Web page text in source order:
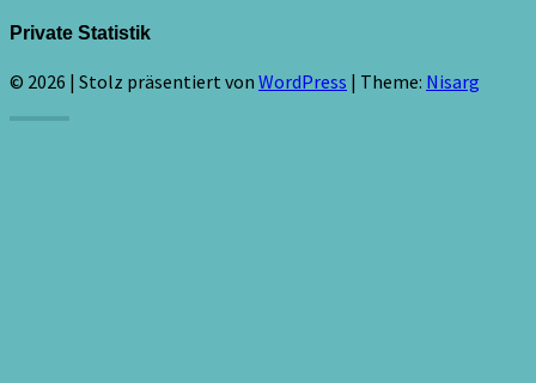
Private Statistik
© 2026 | Stolz präsentiert von WordPress | Theme: Nisarg